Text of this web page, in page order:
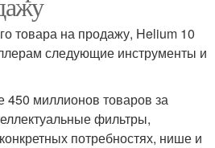
товара на продажу, Helium 10
следующие инструменты и
450 миллионов товаров за
фильтры,
потребностях, нише и